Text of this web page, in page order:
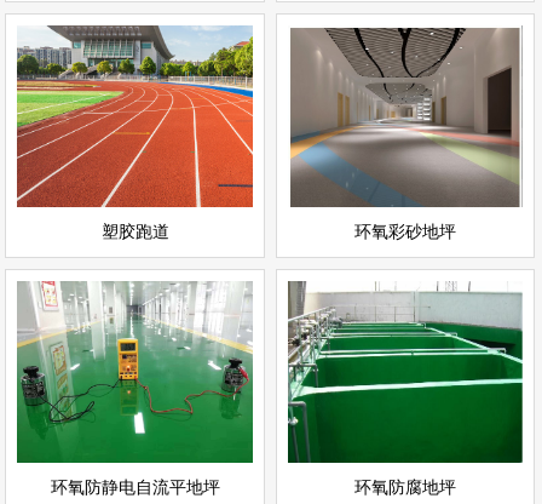
塑胶跑道
塑胶跑道
运动场地坪
立即询问
环氧彩砂地坪
环氧彩砂地坪
环氧地坪
查看详情
立即询问
环氧防静电自流平地坪
环氧防静电自流平地坪
环氧地坪
立即询问
环氧防腐地坪
环氧防腐地坪
环氧地坪
查看详情
立即询问